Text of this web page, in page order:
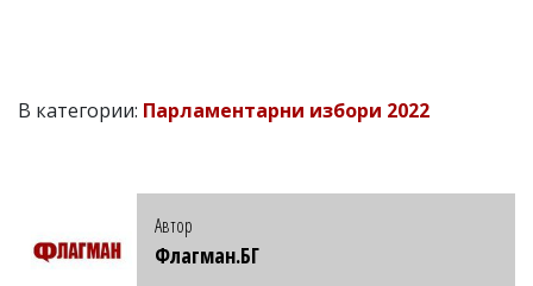
В категории: Парламентарни избори 2022
Автор
Флагман.БГ